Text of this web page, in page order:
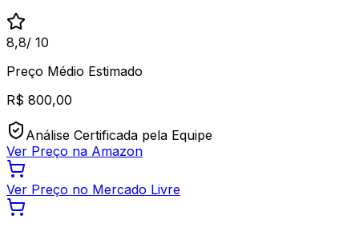
8,8/ 10
Preço Médio Estimado
R$ 800,00
Análise Certificada pela Equipe
Ver Preço na Amazon
Ver Preço no Mercado Livre